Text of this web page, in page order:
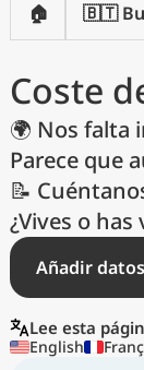
🏠 🇧🇹
Coste
🌍 Nos falta
Parece que
📝
¿Vives o
Añadir
Lee esta
English